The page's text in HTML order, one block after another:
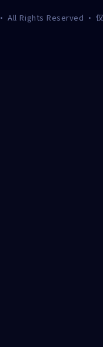
· All Rights Reserved ·